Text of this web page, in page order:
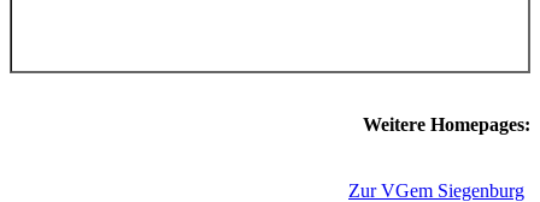
Weitere Homepages:
Zur VGem Siegenburg